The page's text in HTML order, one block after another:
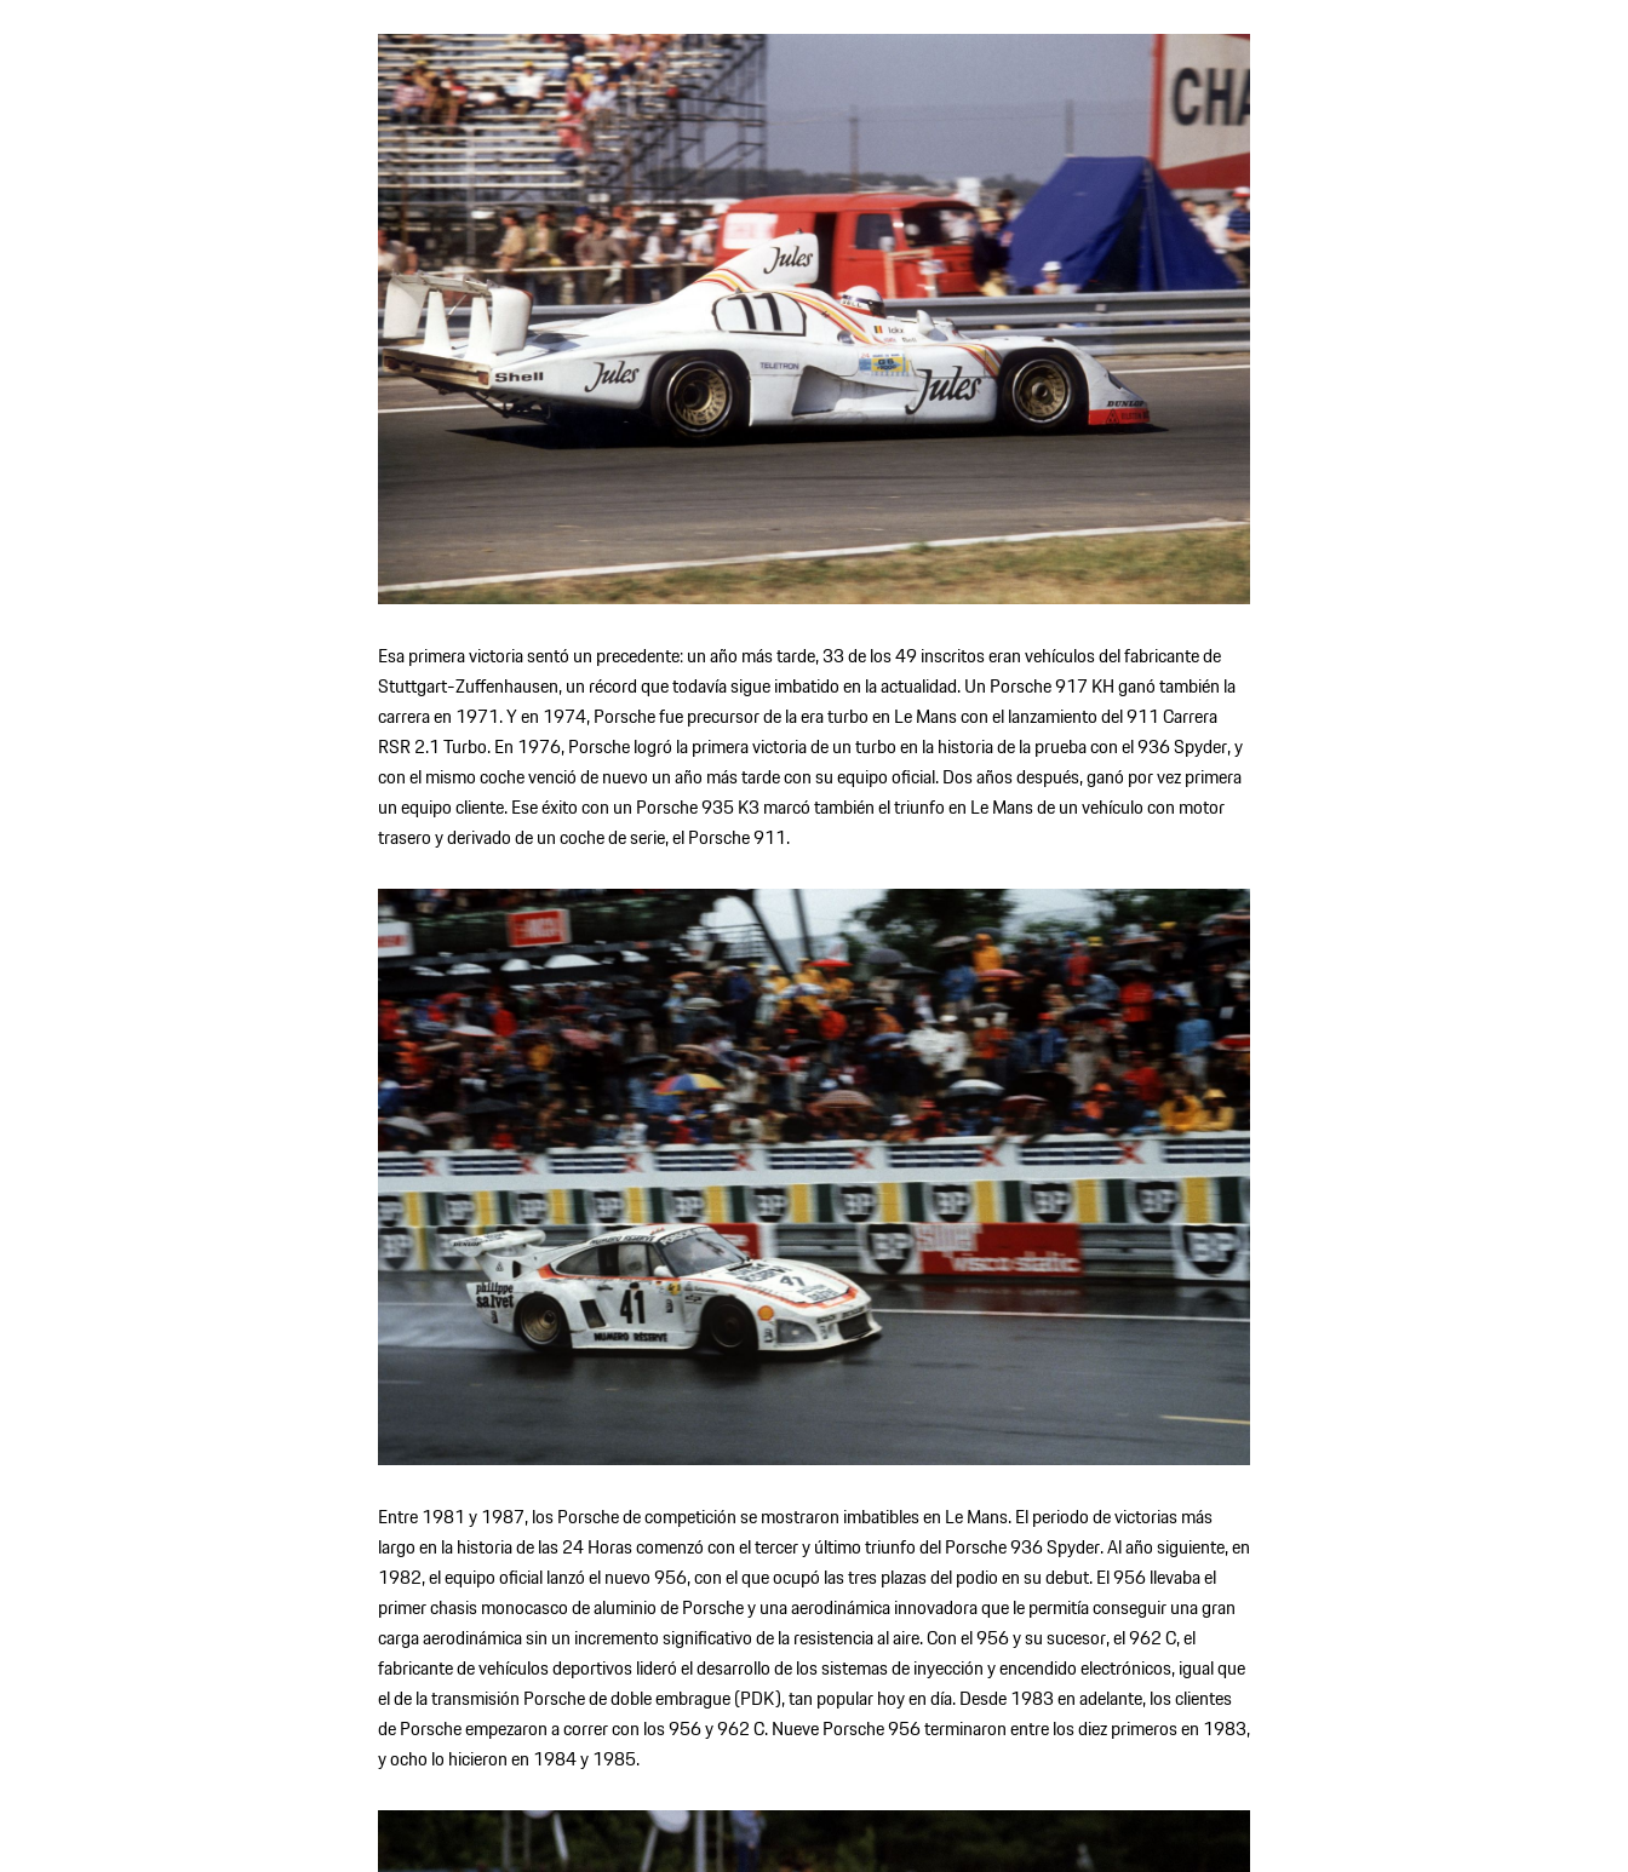
Esa primera victoria sentó un precedente: un año más tarde, 33 de los 49 inscritos eran vehículos del fabricante de
Stuttgart-Zuffenhausen, un récord que todavía sigue imbatido en la actualidad. Un Porsche 917 KH ganó también la
carrera en 1971. Y en 1974, Porsche fue precursor de la era turbo en Le Mans con el lanzamiento del 911 Carrera
RSR 2.1 Turbo. En 1976, Porsche logró la primera victoria de un turbo en la historia de la prueba con el 936 Spyder, y
con el mismo coche venció de nuevo un año más tarde con su equipo oficial. Dos años después, ganó por vez primera
un equipo cliente. Ese éxito con un Porsche 935 K3 marcó también el triunfo en Le Mans de un vehículo con motor
trasero y derivado de un coche de serie, el Porsche 911.
Entre 1981 y 1987, los Porsche de competición se mostraron imbatibles en Le Mans. El periodo de victorias más
largo en la historia de las 24 Horas comenzó con el tercer y último triunfo del Porsche 936 Spyder. Al año siguiente, en
1982, el equipo oficial lanzó el nuevo 956, con el que ocupó las tres plazas del podio en su debut. El 956 llevaba el
primer chasis monocasco de aluminio de Porsche y una aerodinámica innovadora que le permitía conseguir una gran
carga aerodinámica sin un incremento significativo de la resistencia al aire. Con el 956 y su sucesor, el 962 C, el
fabricante de vehículos deportivos lideró el desarrollo de los sistemas de inyección y encendido electrónicos, igual que
el de la transmisión Porsche de doble embrague (PDK), tan popular hoy en día. Desde 1983 en adelante, los clientes
de Porsche empezaron a correr con los 956 y 962 C. Nueve Porsche 956 terminaron entre los diez primeros en 1983,
y ocho lo hicieron en 1984 y 1985.